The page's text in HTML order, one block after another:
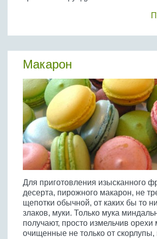
Макарон
Для приготовления изысканного
десерта, пирожного макарон, не
щепотки обычной, от каких бы то
злаков, муки. Только мука
получают, просто измельчив орехи
очищенные не только от скорлупы,